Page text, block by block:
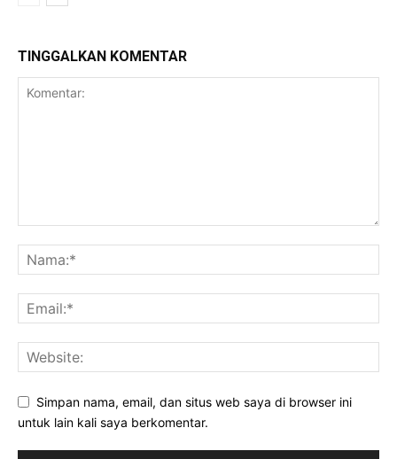
TINGGALKAN KOMENTAR
Simpan nama, email, dan situs web saya di browser ini
untuk lain kali saya berkomentar.